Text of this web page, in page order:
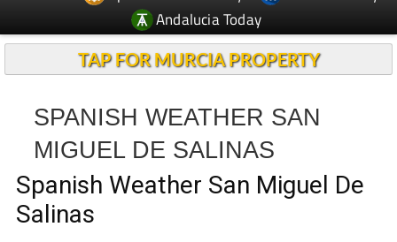
Andalucia Today
TAP FOR MURCIA PROPERTY
SPANISH WEATHER SAN
MIGUEL DE SALINAS
Spanish Weather San Miguel De
Salinas